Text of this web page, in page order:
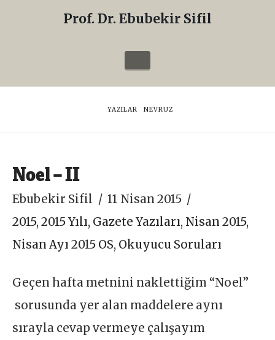
Sifil
Prof. Dr. Ebubekir Sifil
Navigation
HOME
YAZILAR NEVRUZ
Noel – II
Ebubekir Sifil
11 Nisan 2015
2015,2015 Yılı, Gazete Yazıları, Nisan 2015,
Nisan Ayı 2015 OS, Okuyucu Soruları
Geçen hafta metnini naklettiğim “Noel”
sorusunda yer alan maddelere aynı
sırayla cevap vermeye çalışayım